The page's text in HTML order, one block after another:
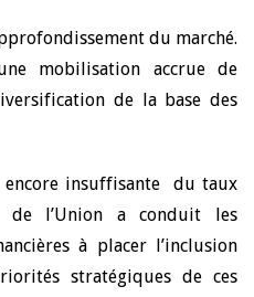
du marché.
mobilisation accrue de
de la base des
encore insuffisante du taux
de l’Union a conduit les
à placer l’inclusion
stratégiques de ces